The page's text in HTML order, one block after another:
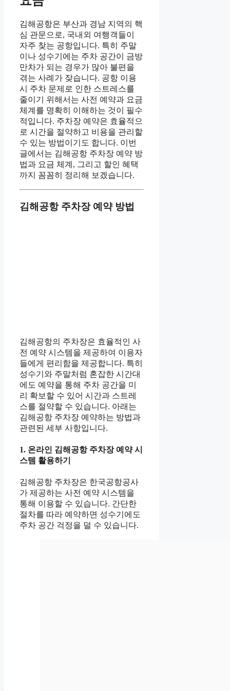
김해공항은 부산과 경남 지역의 핵
심 관문으로, 국내외 여행객들이
자주 찾는 공항입니다. 특히 주말
이나 성수기에는 주차 공간이 금방
만차가 되는 경우가 많아 불편을
겪는 사례가 잦습니다. 공항 이용
시 주차 문제로 인한 스트레스를
줄이기 위해서는 사전 예약과 요금
체계를 명확히 이해하는 것이 필수
적입니다. 주차장 예약은 효율적으
로 시간을 절약하고 비용을 관리할
수 있는 방법이기도 합니다. 이번
글에서는 김해공항 주차장 예약 방
법과 요금 체계, 그리고 할인 혜택
까지 꼼꼼히 정리해 보겠습니다.
김해공항 주차장 예약 방법
김해공항의 주차장은 효율적인 사
전 예약 시스템을 제공하여 이용자
들에게 편리함을 제공합니다. 특히
성수기와 주말처럼 혼잡한 시간대
에도 예약을 통해 주차 공간을 미
리 확보할 수 있어 시간과 스트레
스를 절약할 수 있습니다. 아래는
김해공항 주차장 예약하는 방법과
관련된 세부 사항입니다.
1. 온라인 김해공항 주차장 예약 시
스템 활용하기
김해공항 주차장은 한국공항공사
가 제공하는 사전 예약 시스템을
통해 이용할 수 있습니다. 간단한
절차를 따라 예약하면 성수기에도
주차 공간 걱정을 덜 수 있습니다.